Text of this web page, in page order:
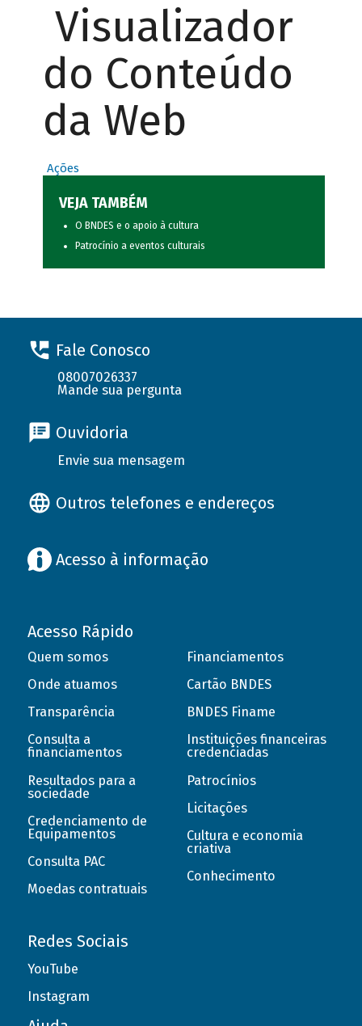
Visualizador
do Conteúdo
da Web
Ações
VEJA TAMBÉM
O BNDES e o apoio à cultura
Patrocínio a eventos culturais
Fale Conosco
08007026337
Mande sua pergunta
Ouvidoria
Envie sua mensagem
Outros telefones e endereços
Acesso à informação
Acesso Rápido
Quem somos
Onde atuamos
Transparência
Consulta a
financiamentos
Resultados para a
sociedade
Credenciamento de
Equipamentos
Consulta PAC
Moedas contratuais
Financiamentos
Cartão BNDES
BNDES Finame
Instituições financeiras
credenciadas
Patrocínios
Licitações
Cultura e economia
criativa
Conhecimento
Redes Sociais
YouTube
Instagram